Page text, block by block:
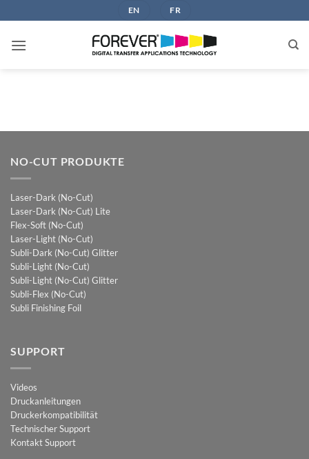
Inhalt
springen
EN FR
NO-CUT PRODUKTE
Laser-Dark (No-Cut)
Laser-Dark (No-Cut) Lite
Flex-Soft (No-Cut)
Laser-Light (No-Cut)
Subli-Dark (No-Cut) Glitter
Subli-Light (No-Cut)
Subli-Light (No-Cut) Glitter
Subli-Flex (No-Cut)
Subli Finishing Foil
SUPPORT
Videos
Druckanleitungen
Druckerkompatibilität
Technischer Support
Kontakt Support